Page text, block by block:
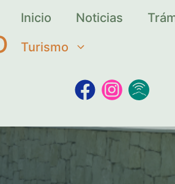
Inicio Noticias
Turismo